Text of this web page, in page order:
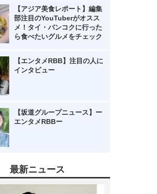
【アジア美食レポート】編集
部注目のYouTuberがオスス
メ！タイ・バンコクに行った
ら食べたいグルメをチェック
【エンタメRBB】注目の人に
インタビュー
【坂道グループニュース】ー
エンタメRBBー
最新ニュース